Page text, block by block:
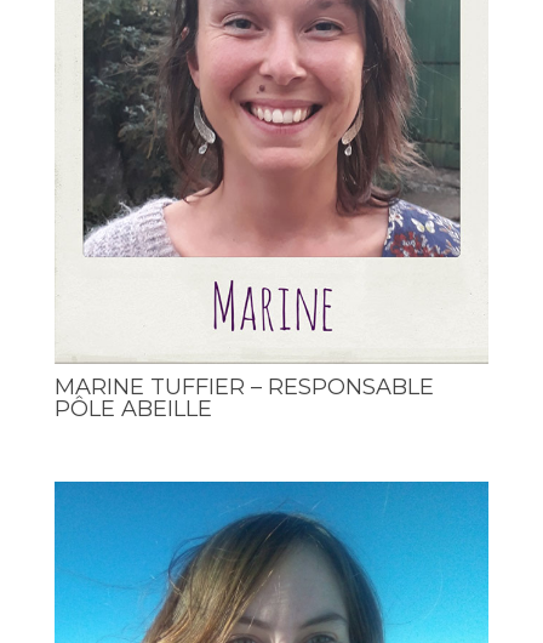
MARINE TUFFIER – RESPONSABLE
PÔLE ABEILLE